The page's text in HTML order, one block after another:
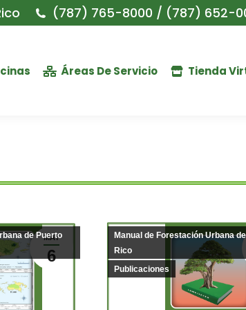
(787) 765-8000 / (787) 652-
Áreas De Servicio Tienda
MAY
6
de Puerto
Manual de Forestación Urbana
Rico
Publicaciones